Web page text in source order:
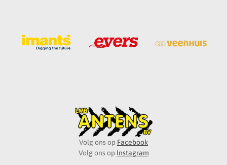
Volg ons op Facebook
Volg ons op Instagram